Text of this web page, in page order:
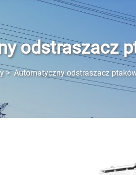
odstraszacz
>Automatyczny odstraszacz